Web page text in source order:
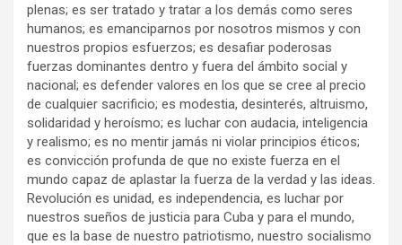
plenas; es ser tratado y tratar a los demás como seres
humanos; es emanciparnos por nosotros mismos y con
nuestros propios esfuerzos; es desafiar poderosas
fuerzas dominantes dentro y fuera del ámbito social y
nacional; es defender valores en los que se cree al precio
de cualquier sacrificio; es modestia, desinterés, altruismo,
solidaridad y heroísmo; es luchar con audacia, inteligencia
y realismo; es no mentir jamás ni violar principios éticos;
es convicción profunda de que no existe fuerza en el
mundo capaz de aplastar la fuerza de la verdad y las ideas.
Revolución es unidad, es independencia, es luchar por
nuestros sueños de justicia para Cuba y para el mundo,
que es la base de nuestro patriotismo, nuestro socialismo